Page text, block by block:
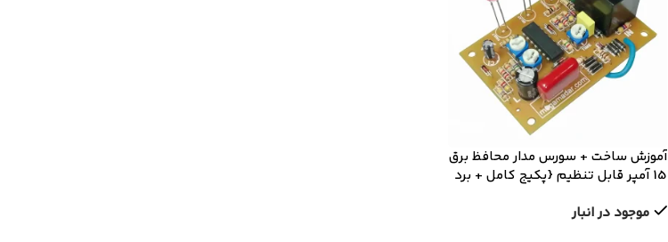
آموزش ساخت + سورس مدار محافظ برق
15 آمپر قابل تنظیم {پکیج کامل + برد
موجود در انبار